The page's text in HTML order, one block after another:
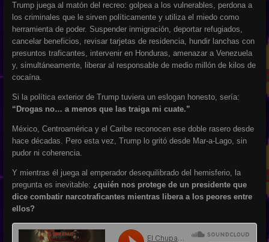
Trump juega al matón del recreo: golpea a los vulnerables, perdona a
los criminales que le sirven políticamente y utiliza el miedo como
herramienta de poder. Suspender inmigración, deportar refugiados,
cancelar beneficios, revisar tarjetas de residencia, hundir lanchas con
presuntos traficantes, intervenir en Honduras, amenazar a Venezuela
y, simultáneamente, liberar al responsable de medio millón de kilos de
cocaína.
Si la política exterior de Trump tuviera un eslogan honesto, sería:
“Drogas no… a menos que las traiga mi cuate.”
México, Centroamérica y el Caribe reconocen ese doble rasero desde
hace décadas. Pero esta vez, Trump lo gritó desde Mar-a-Lago, sin
pudor ni coherencia.
Y mientras él juega al emperador desequilibrado del hemisferio, la
pregunta es inevitable: ¿quién nos protege de un presidente que
dice combatir narcotraficantes mientras libera a los peores entre
ellos?